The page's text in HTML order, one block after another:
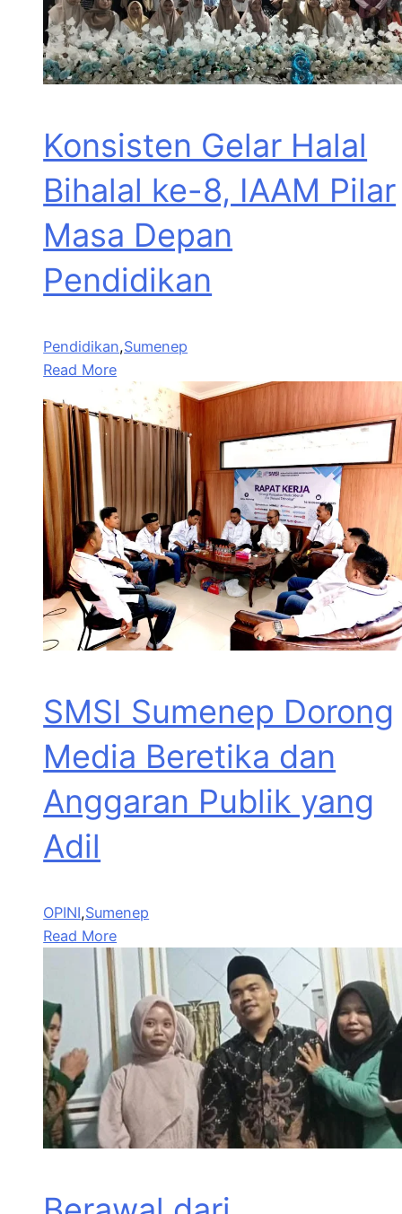
Konsisten Gelar Halal
Bihalal ke-8, IAAM Pilar
Masa Depan
Pendidikan
Pendidikan,Sumenep
Read More
SMSI Sumenep Dorong
Media Beretika dan
Anggaran Publik yang
Adil
OPINI,Sumenep
Read More